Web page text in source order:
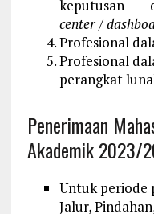
center/
Profesional
Profesional
perangkat
Penerimaan
Akademik 2023/
Untuk periode
Jalur,